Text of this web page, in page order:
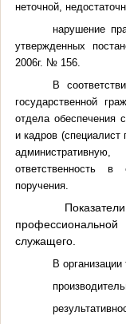
неточной,
нарушение
утвержденных
2006г. № 156.
В
государственной
отдела обеспечения
и кадров
ответственность
поручения.
профессиональной
служащего.
В организации